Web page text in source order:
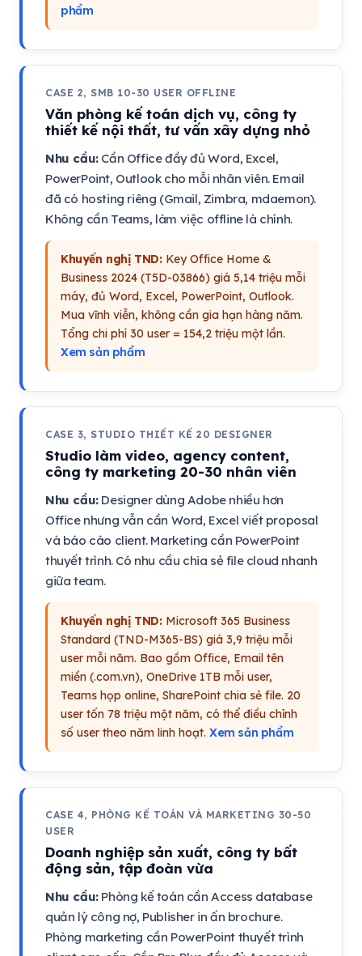
phẩm
CASE 2, SMB 10-30 USER OFFLINE
Văn phòng kế toán dịch vụ, công ty
thiết kế nội thất, tư vấn xây dựng nhỏ
Nhu cầu:Cần Office đầy đủ Word, Excel,
PowerPoint, Outlook cho mỗi nhân viên. Email
đã có hosting riêng (Gmail, Zimbra, mdaemon).
Không cần Teams, làm việc offline là chính.
Khuyến nghị TND:Key Office Home &
Business 2024 (T5D-03866) giá 5,14 triệu mỗi
máy, đủ Word, Excel, PowerPoint, Outlook.
Mua vĩnh viễn, không cần gia hạn hàng năm.
Tổng chi phí 30 user = 154,2 triệu một lần.
Xem sản phẩm
CASE 3, STUDIO THIẾT KẾ 20 DESIGNER
Studio làm video, agency content,
công ty marketing 20-30 nhân viên
Nhu cầu:Designer dùng Adobe nhiều hơn
Office nhưng vẫn cần Word, Excel viết proposal
và báo cáo client. Marketing cần PowerPoint
thuyết trình. Có nhu cầu chia sẻ file cloud nhanh
giữa team.
Khuyến nghị TND:Microsoft 365 Business
Standard (TND-M365-BS) giá 3,9 triệu mỗi
user mỗi năm. Bao gồm Office, Email tên
miền (.com.vn), OneDrive 1TB mỗi user,
Teams họp online, SharePoint chia sẻ file. 20
user tốn 78 triệu một năm, có thể điều chỉnh
số user theo năm linh hoạt. Xem sản phẩm
CASE 4, PHÒNG KẾ TOÁN VÀ MARKETING 30-50
USER
Doanh nghiệp sản xuất, công ty bất
động sản, tập đoàn vừa
Nhu cầu:Phòng kế toán cần Access database
quản lý công nợ, Publisher in ấn brochure.
Phòng marketing cần PowerPoint thuyết trình